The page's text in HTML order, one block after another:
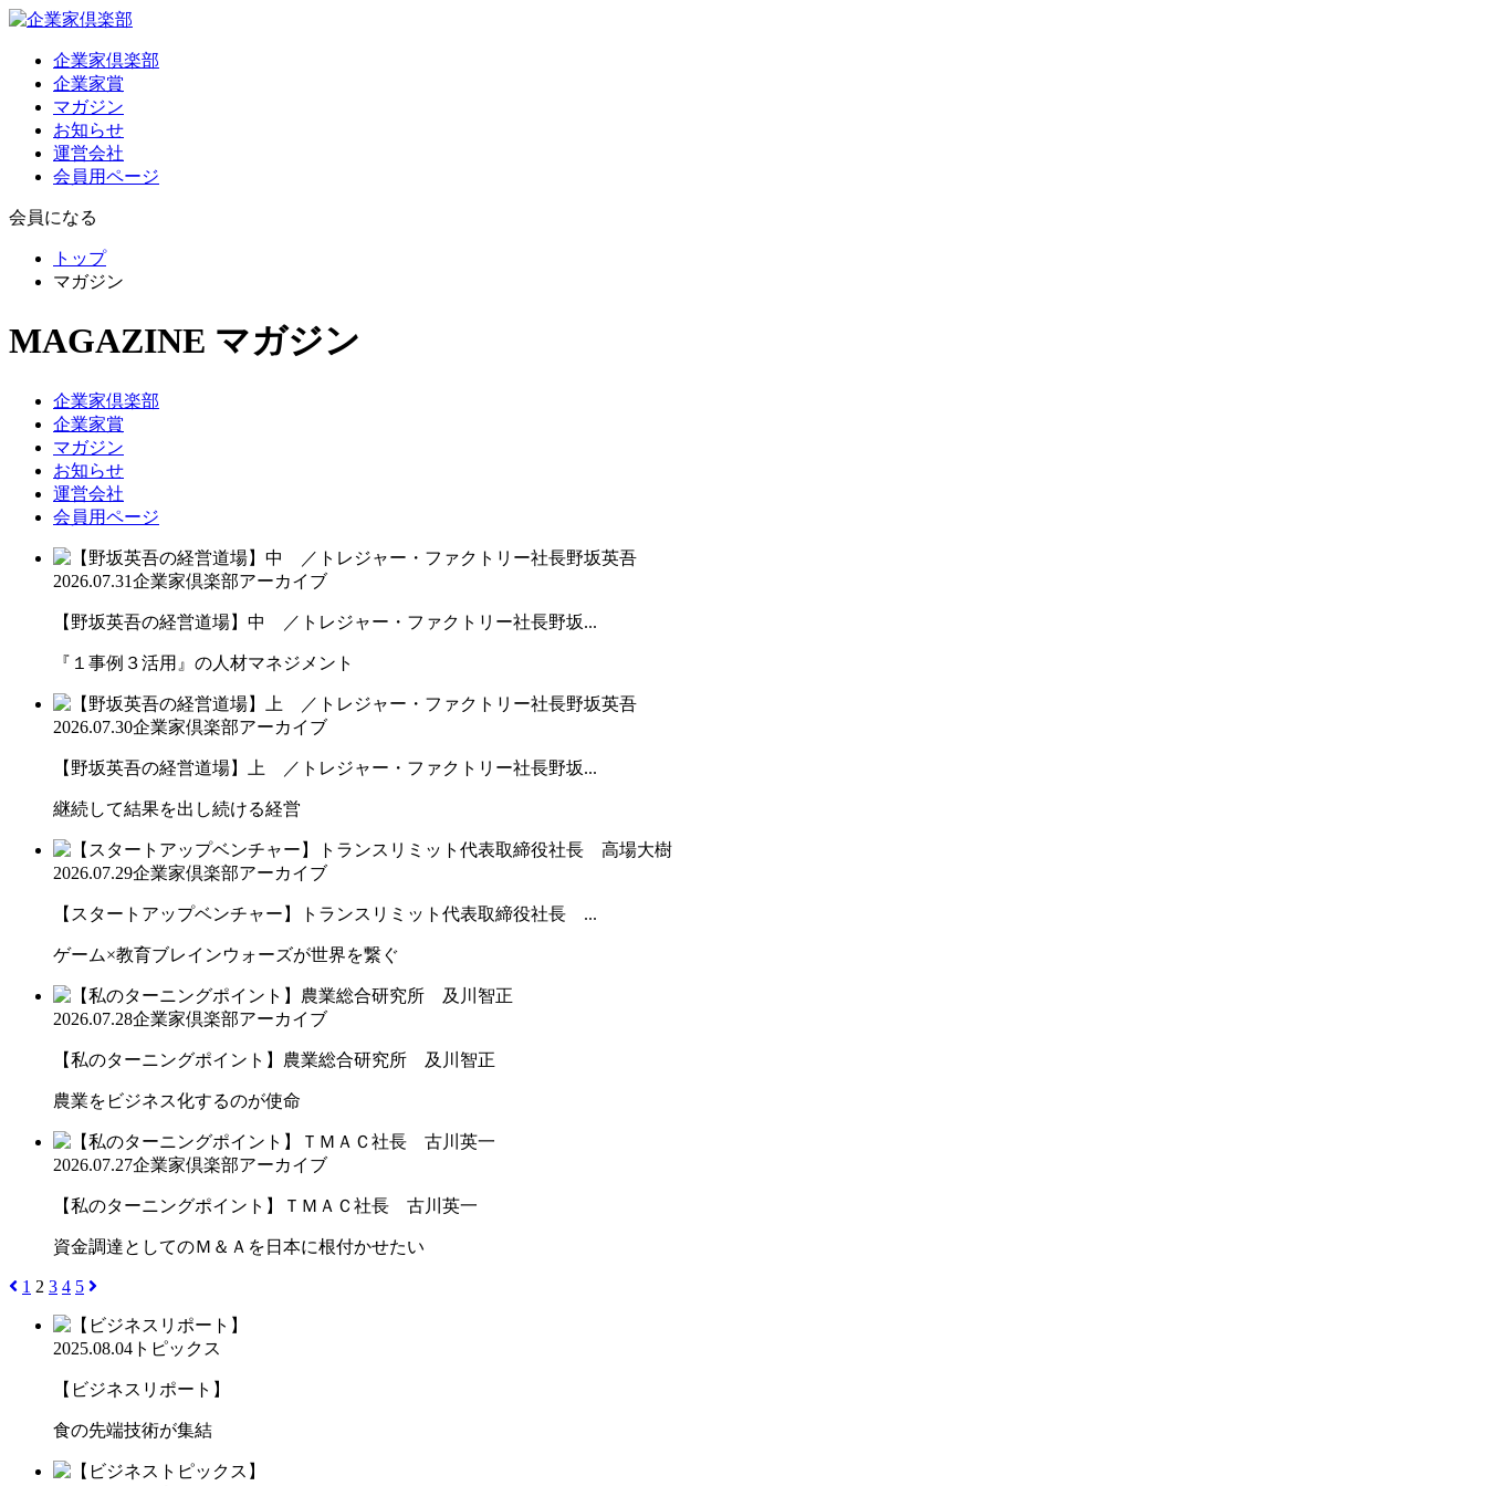
企業家倶楽部
企業家賞
マガジン
お知らせ
運営会社
会員用ページ
会員になる
トップ
マガジン
MAGAZINE マガジン
企業家倶楽部
企業家賞
マガジン
お知らせ
運営会社
会員用ページ
2026.07.31企業家倶楽部アーカイブ
【野坂英吾の経営道場】中 ／トレジャー・ファクトリー社長野坂...
『１事例３活用』の人材マネジメント
2026.07.30企業家倶楽部アーカイブ
【野坂英吾の経営道場】上 ／トレジャー・ファクトリー社長野坂...
継続して結果を出し続ける経営
2026.07.29企業家倶楽部アーカイブ
【スタートアップベンチャー】トランスリミット代表取締役社長 ...
ゲーム×教育ブレインウォーズが世界を繋ぐ
2026.07.28企業家倶楽部アーカイブ
【私のターニングポイント】農業総合研究所 及川智正
農業をビジネス化するのが使命
2026.07.27企業家倶楽部アーカイブ
【私のターニングポイント】ＴＭＡＣ社長 古川英一
資金調達としてのＭ＆Ａを日本に根付かせたい
1 2 3 4 5
2025.08.04 トピックス
【ビジネスリポート】
食の先端技術が集結